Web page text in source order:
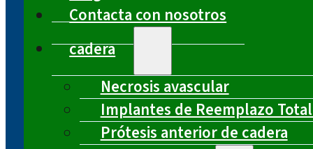
Contacta con nosotros
cadera
Necrosis avascular
Implantes de Reemplazo
Prótesis anterior de cadera